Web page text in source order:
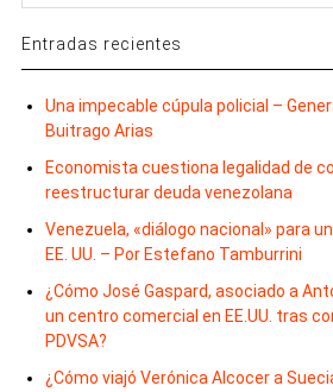
Entradas recientes
Una impecable cúpula policial –
Buitrago Arias
Economista cuestiona legalidad de
reestructurar deuda venezolana
Venezuela, «diálogo nacional» para
EE. UU. – Por Estefano Tamburrini
¿Cómo José Gaspard, asociado a
un centro comercial en EE.UU. tras
PDVSA?
¿Cómo viajó Verónica Alcocer a